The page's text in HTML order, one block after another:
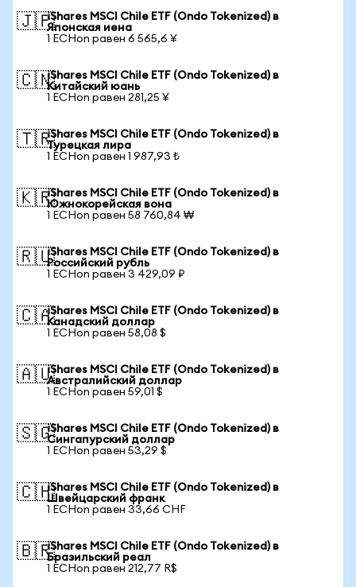
🇯🇵iShares MSCI Chile ETF (Ondo Tokenized) в
Японская иена
1 ECHon равен 6 565,6 ¥
🇨🇳iShares MSCI Chile ETF (Ondo Tokenized) в
Китайский юань
1 ECHon равен 281,25 ¥
🇹🇷iShares MSCI Chile ETF (Ondo Tokenized) в
Турецкая лира
1 ECHon равен 1 987,93 ₺
🇰🇷iShares MSCI Chile ETF (Ondo Tokenized) в
Южнокорейская вона
1 ECHon равен 58 760,84 ₩
🇷🇺iShares MSCI Chile ETF (Ondo Tokenized) в
Российский рубль
1 ECHon равен 3 429,09 ₽
🇨🇦iShares MSCI Chile ETF (Ondo Tokenized) в
Канадский доллар
1 ECHon равен 58,08 $
🇦🇺iShares MSCI Chile ETF (Ondo Tokenized) в
Австралийский доллар
1 ECHon равен 59,01 $
🇸🇬iShares MSCI Chile ETF (Ondo Tokenized) в
Сингапурский доллар
1 ECHon равен 53,29 $
🇨🇭iShares MSCI Chile ETF (Ondo Tokenized) в
Швейцарский франк
1 ECHon равен 33,66 CHF
🇧🇷iShares MSCI Chile ETF (Ondo Tokenized) в
Бразильский реал
1 ECHon равен 212,77 R$